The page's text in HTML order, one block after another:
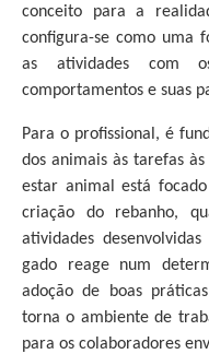
conceito para a
configura-se como uma
as atividades com
comportamentos e suas
Para o profissional, é
dos animais às tarefas
estar animal está
criação do rebanho,
atividades
gado reage num
adoção de boas
torna o ambiente de
para os colaboradores